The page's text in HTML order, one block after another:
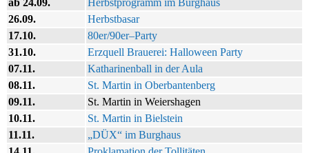
ab 24.09.
Herbstprogramm im Burghaus
26.09.
Herbstbasar
17.10.
80er/90er–Party
31.10.
Erzquell Brauerei: Halloween Party
07.11.
Katharinenball in der Aula
08.11.
St. Martin in Oberbantenberg
09.11.
St. Martin in Weiershagen
10.11.
St. Martin in Bielstein
11.11.
„DÜX“ im Burghaus